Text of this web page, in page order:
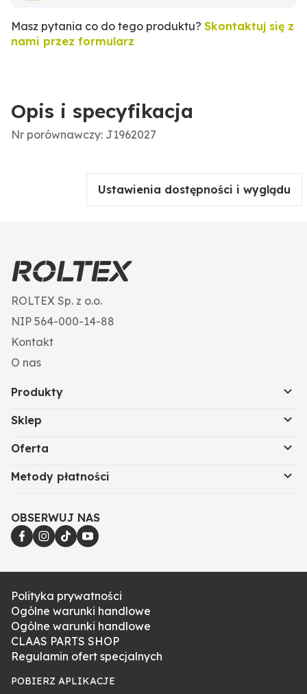
Masz pytania co do tego produktu? Skontaktuj się z
nami przez formularz
Opis i specyfikacja
Nr porównawczy: J1962027
Ustawienia dostępności i wyglądu
ROLTEX Sp. z o.o.
NIP 564-000-14-88
Kontakt
O nas
Produkty
Sklep
Oferta
Metody płatności
OBSERWUJ NAS
Polityka prywatności
Ogólne warunki handlowe
Ogólne warunki handlowe
CLAAS PARTS SHOP
Regulamin ofert specjalnych
POBIERZ APLIKACJE